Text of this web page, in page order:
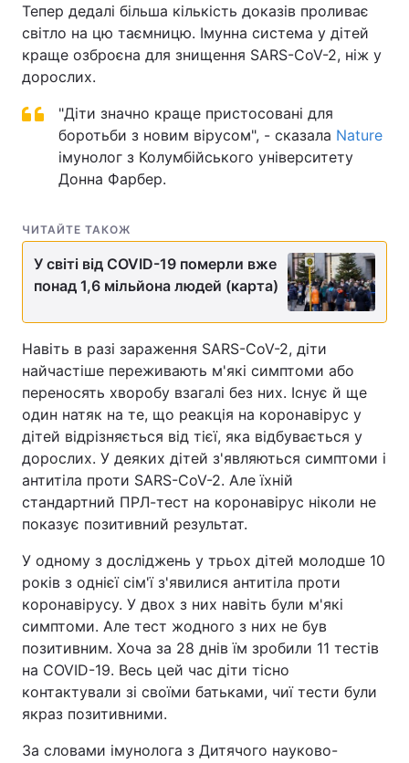
Тепер дедалі більша кількість доказів проливає
світло на цю таємницю. Імунна система у дітей
краще озброєна для знищення SARS-CoV-2, ніж у
дорослих.
"Діти значно краще пристосовані для
боротьби з новим вірусом", - сказала Nature
імунолог з Колумбійського університету
Донна Фарбер.
ЧИТАЙТЕ ТАКОЖ
У світі від COVID-19 померли вже
понад 1,6 мільйона людей (карта)
Навіть в разі зараження SARS-CoV-2, діти
найчастіше переживають м'які симптоми або
переносять хворобу взагалі без них. Існує й ще
один натяк на те, що реакція на коронавірус у
дітей відрізняється від тієї, яка відбувається у
дорослих. У деяких дітей з'являються симптоми і
антитіла проти SARS-CoV-2. Але їхній
стандартний ПРЛ-тест на коронавірус ніколи не
показує позитивний результат.
У одному з досліджень у трьох дітей молодше 10
років з однієї сім'ї з'явилися антитіла проти
коронавірусу. У двох з них навіть були м'які
симптоми. Але тест жодного з них не був
позитивним. Хоча за 28 днів їм зробили 11 тестів
на COVID-19. Весь цей час діти тісно
контактували зі своїми батьками, чиї тести були
якраз позитивними.
За словами імунолога з Дитячого науково-